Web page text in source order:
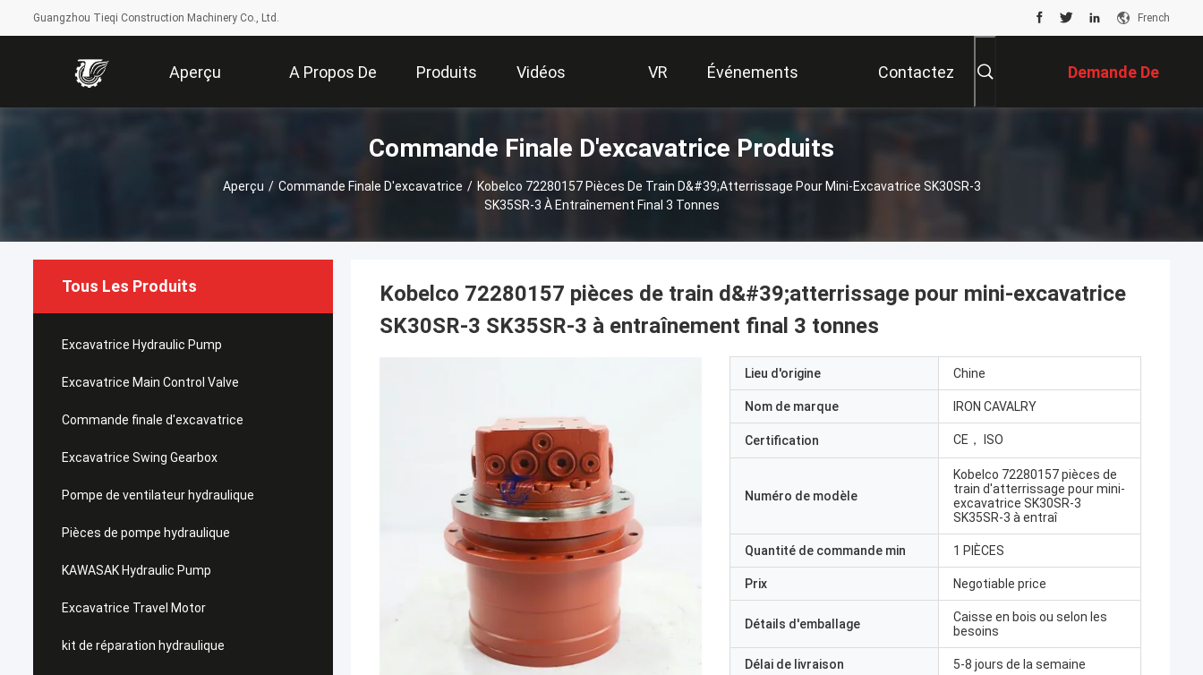
Guangzhou Tieqi Construction Machinery Co., Ltd. French
Aperçu A Propos De
Nous
Produits Vidéos VR
Show
Événements Contactez Demande De
Soumission
Commande Finale D'excavatrice Produits
Aperçu / Commande Finale D'excavatrice / Kobelco 72280157 Pièces De Train D&#39;atterrissage Pour Mini-Excavatrice SK30SR-3
SK35SR-3 À Entraînement Final 3 Tonnes
Tous Les Produits
Excavatrice Hydraulic Pump
Excavatrice Main Control Valve
Commande finale d'excavatrice
Excavatrice Swing Gearbox
Pompe de ventilateur hydraulique
Pièces de pompe hydraulique
KAWASAK Hydraulic Pump
Excavatrice Travel Motor
kit de réparation hydraulique
Kobelco 72280157 pièces de train d&#39;atterrissage pour mini-excavatrice
SK30SR-3 SK35SR-3 à entraînement final 3 tonnes
Lieu d'origine Chine
Nom de marque IRON CAVALRY
Certification CE， ISO
Numéro de modèle
Kobelco 72280157 pièces de
train d'atterrissage pour mini-
excavatrice SK30SR-3
SK35SR-3 à entraî
Quantité de commande min 1 PIÈCES
Prix Negotiable price
Détails d'emballage
Caisse en bois ou selon les
besoins
Délai de livraison 5-8 jours de la semaine